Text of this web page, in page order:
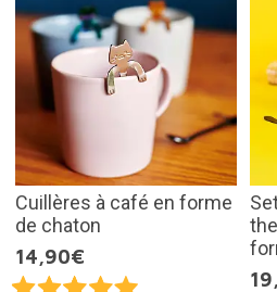
Cuillères à café en forme
de chaton
14,90€